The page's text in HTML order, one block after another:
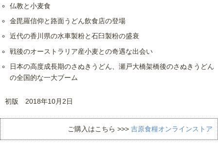
仏教と小麦食
金毘羅信仰と路面うどん飲食店の登場
近代の香川県の水車製粉と石臼製粉の盛衰
戦後のオーストラリア産小麦との奇遇な出会い
日本の高度成長期のさぬきうどん、瀬戸大橋架橋後のさぬきうどん
の全国的な一大ブーム
初版 2018年10月2日
ご購入はこちら >>> 吉原食糧オンラインストア